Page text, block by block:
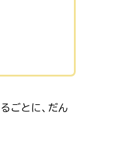
ごとに、だん